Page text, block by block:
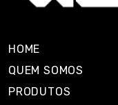
HOME
QUEM SOMOS
PRODUTOS